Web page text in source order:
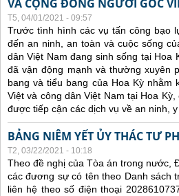
VÀ CỘNG ĐỒNG NGƯỜI GỐC
T5, 04/01/2021 - 09:57
Trước tình hình các vụ tấn công bạo
đến an ninh, an toàn và cuộc sống
dân Việt Nam đang sinh sống tại Hoa
đãvận động mạnh và thường xuyên
bang và tiểu bang của Hoa Kỳ nhằm
Việtvà công dân Việt Nam tại Hoa Kỳ,
được tiếp cận các dịch vụ về an ninh, y
BẢNG NIÊM YẾT ỦY THÁC TƯ
T2, 03/22/2021 - 10:18
Theo đề nghị của Tòa án trong nước,
các đương sự có tên theo Danh sách
liên hệ theo số điện thoại